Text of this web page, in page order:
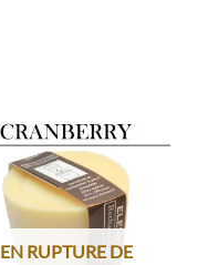
EN RUPTURE DE